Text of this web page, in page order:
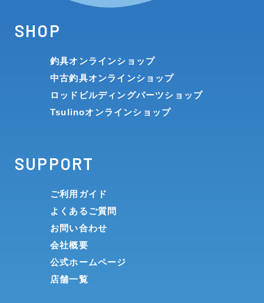
SHOP
釣具オンラインショップ
中古釣具オンラインショップ
ロッドビルディングパーツショップ
Tsulinoオンラインショップ
SUPPORT
ご利用ガイド
よくあるご質問
お問い合わせ
会社概要
公式ホームページ
店舗一覧